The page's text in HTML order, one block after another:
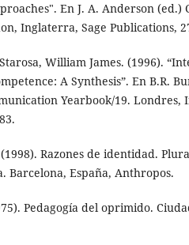
En J. A. Anderson (ed.)
Inglaterra, Sage Publications,
William James. (1996).
A Synthesis”. En B.R.
Yearbook/19. Londres,
Razones de identidad.
Barcelona, España, Anthropos.
Pedagogía del oprimido.